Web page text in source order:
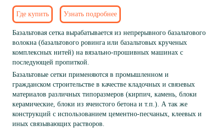
Где купить Узнать подробнее
Базальтовая сетка вырабатывается из непрерывного базальтового
волокна (базальтового ровинга или базальтовых крученых
комплексных нитей) на вязально-прошивных машинах с
последующей пропиткой.
Базальтовые сетки применяются в промышленном и
гражданском строительстве в качестве кладочных и связевых
материалов различных типоразмеров (кирпич, камень, блоки
керамические, блоки из ячеистого бетона и т.п.). А так же
конструкций с использованием цементно-песчаных, клеевых и
иных связывающих растворов.